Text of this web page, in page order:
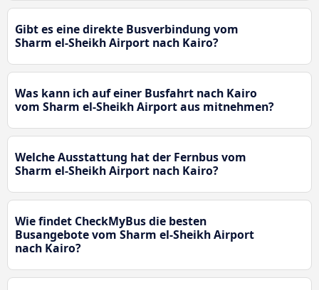
Gibt es eine direkte Busverbindung vom
Sharm el-Sheikh Airport nach Kairo?
Was kann ich auf einer Busfahrt nach Kairo
vom Sharm el-Sheikh Airport aus mitnehmen?
Welche Ausstattung hat der Fernbus vom
Sharm el-Sheikh Airport nach Kairo?
Wie findet CheckMyBus die besten
Busangebote vom Sharm el-Sheikh Airport
nach Kairo?